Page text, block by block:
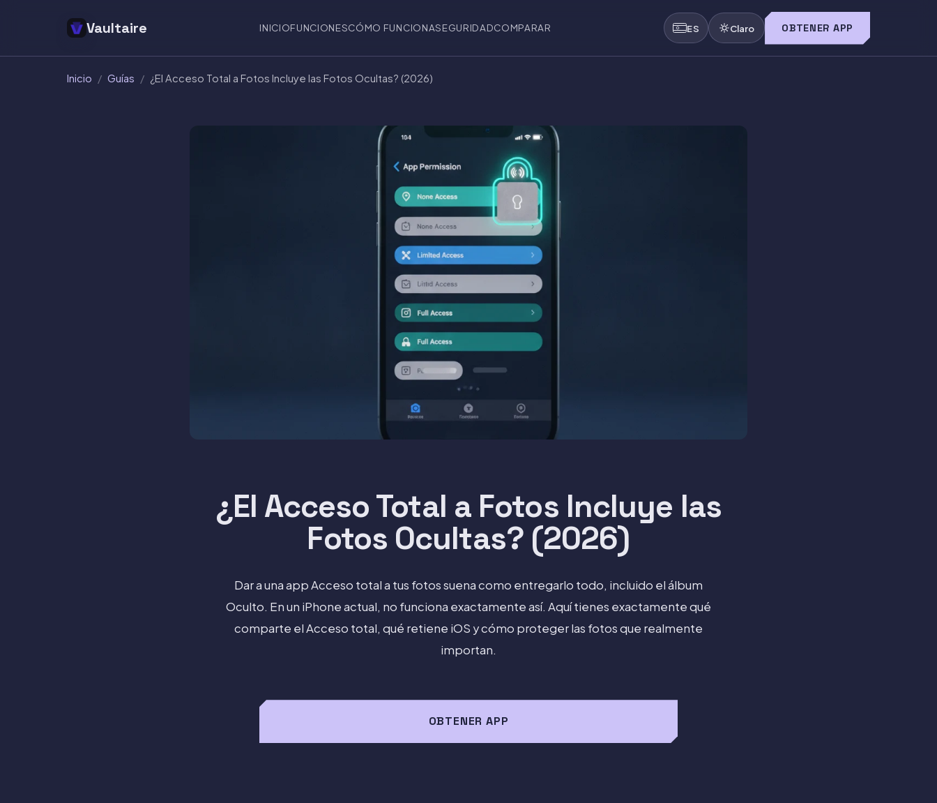
Vaultaire INICIOFUNCIONESCÓMO FUNCIONASEGURIDADCOMPARAR ES Claro OBTENER APP
Inicio / Guías / ¿El Acceso Total a Fotos Incluye las Fotos Ocultas? (2026)
¿El Acceso Total a Fotos Incluye las
Fotos Ocultas? (2026)
Dar a una app Acceso total a tus fotos suena como entregarlo todo, incluido el álbum
Oculto. En un iPhone actual, no funciona exactamente así. Aquí tienes exactamente qué
comparte el Acceso total, qué retiene iOS y cómo proteger las fotos que realmente
importan.
OBTENER APP